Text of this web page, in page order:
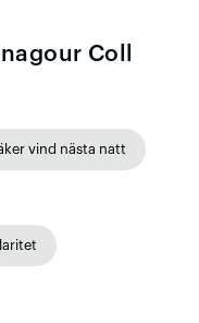
Coll
vind nästa natt